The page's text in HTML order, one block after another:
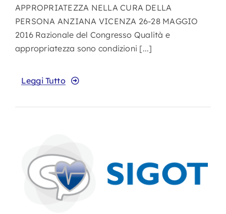
APPROPRIATEZZA NELLA CURA DELLA
PERSONA ANZIANA VICENZA 26-28 MAGGIO
2016 Razionale del Congresso Qualità e
appropriatezza sono condizioni [...]
Leggi Tutto